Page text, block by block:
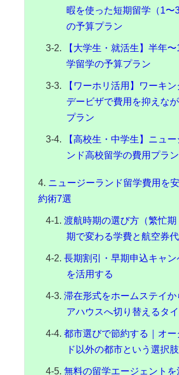
暇を使った短期留学（1〜3
の予算プラン
【大学生・就活生】半年
学留学の予算プラン
【ワーホリ活用】ワーキン
デービザで費用を抑えな
プラン
【高校生・中学生】ニュー
ンド高校留学の費用プラン
ニュージーランド留学費用を
約術7選
渡航時期の選び方（繁忙期
期で変わる学費と航空券代
長期割引・早期申込キャン
を活用する
滞在形式をホームステイか
アハウスへ切り替えるタ
都市選びで節約する｜オー
ド以外の都市という選択肢
無料の留学エージェントを